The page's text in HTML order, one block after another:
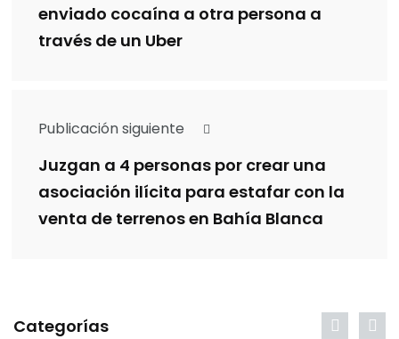
enviado cocaína a otra persona a
través de un Uber
Publicación siguiente
Juzgan a 4 personas por crear una
asociación ilícita para estafar con la
venta de terrenos en Bahía Blanca
Categorías